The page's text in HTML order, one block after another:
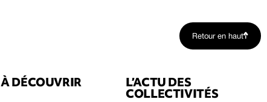
Retour en haut
À DÉCOUVRIR L’ACTU DES
COLLECTIVITÉS